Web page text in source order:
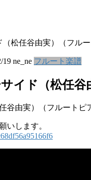
松任谷由実）（フルー
19 ne_ne フルート楽譜
イド（松任
谷由実）（フルートピ
いします。